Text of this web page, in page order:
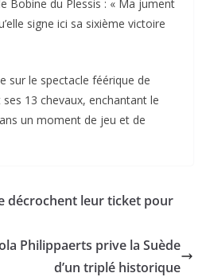
Bobine du Plessis : « Ma jument
signe ici sa sixième victoire
sur le spectacle féérique de
13 chevaux, enchantant le
un moment de jeu et de
décrochent leur ticket pour
Philippaerts prive la Suède
d’un triplé historique